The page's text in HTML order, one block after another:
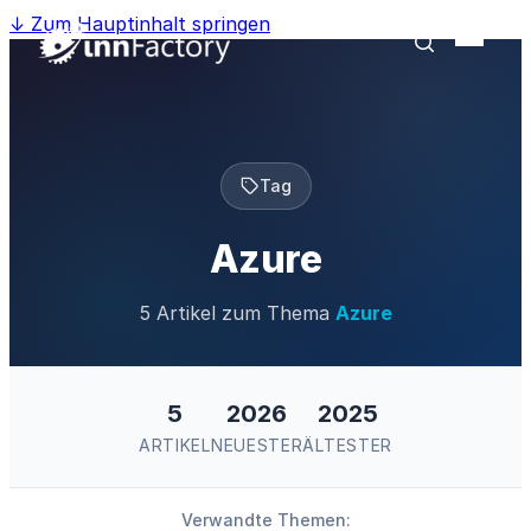
↓ Zum Hauptinhalt springen
Tag
Azure
5 Artikel zum Thema Azure
5
ARTIKEL
2026
NEUESTER
2025
ÄLTESTER
Verwandte Themen: